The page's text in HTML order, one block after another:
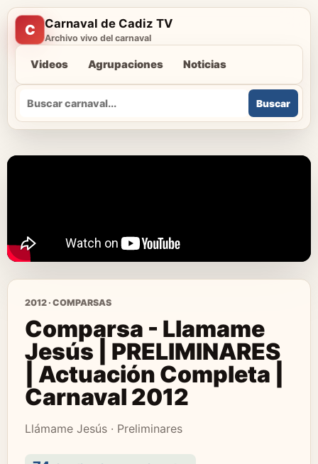
C Carnaval de Cadiz TV
Archivo vivo del carnaval
Videos Agrupaciones Noticias
Buscar
Buscar
2012 · COMPARSAS
Comparsa - Llamame
Jesús | PRELIMINARES
| Actuación Completa |
Carnaval 2012
Llámame Jesús · Preliminares